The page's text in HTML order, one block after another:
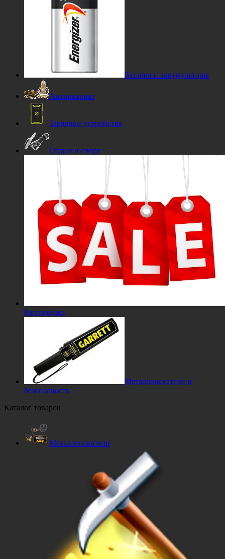
Батареи и аккумуляторы
Антиквариат
Зарядные устройства
Отдых и спорт
Распродажа
Металлоискатели и
безопасность
Каталог товаров
Металлоискатели